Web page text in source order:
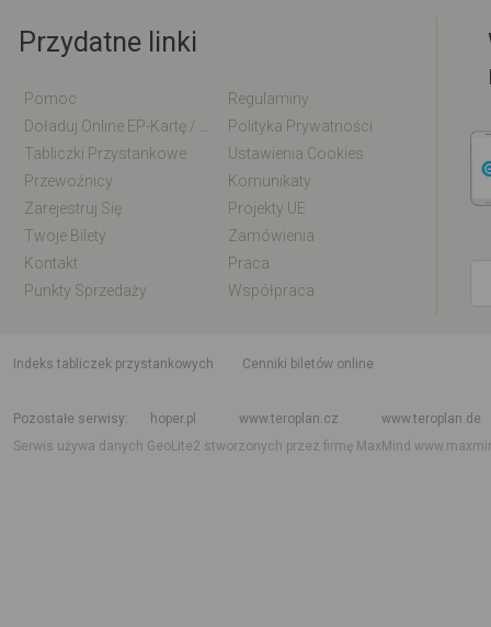
Przydatne linki
Pomoc
Regulaminy
Polityka Prywatności
Tabliczki Przystankowe
Ustawienia Cookies
Przewoźnicy
Komunikaty
Zarejestruj Się
Projekty UE
Twoje Bilety
Zamówienia
Kontakt
Praca
Punkty Sprzedaży
Współpraca
indeks tabliczek przystankowych
Cenniki biletów online
Pozostałe serwisy
hoper.pl www.teroplan.cz
www.teroplan.de
Serwis używa danych GeoLite2 stworzonych przez firmę MaxMind